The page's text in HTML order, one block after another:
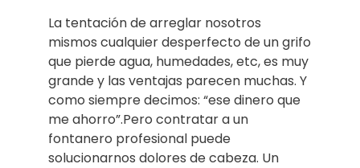
La tentación de arreglar nosotros
mismos cualquier desperfecto de un grifo
que pierde agua, humedades, etc, es muy
grande y las ventajas parecen muchas. Y
como siempre decimos: “ese dinero que
me ahorro”.Pero contratar a un
fontanero profesional puede
solucionarnos dolores de cabeza. Un